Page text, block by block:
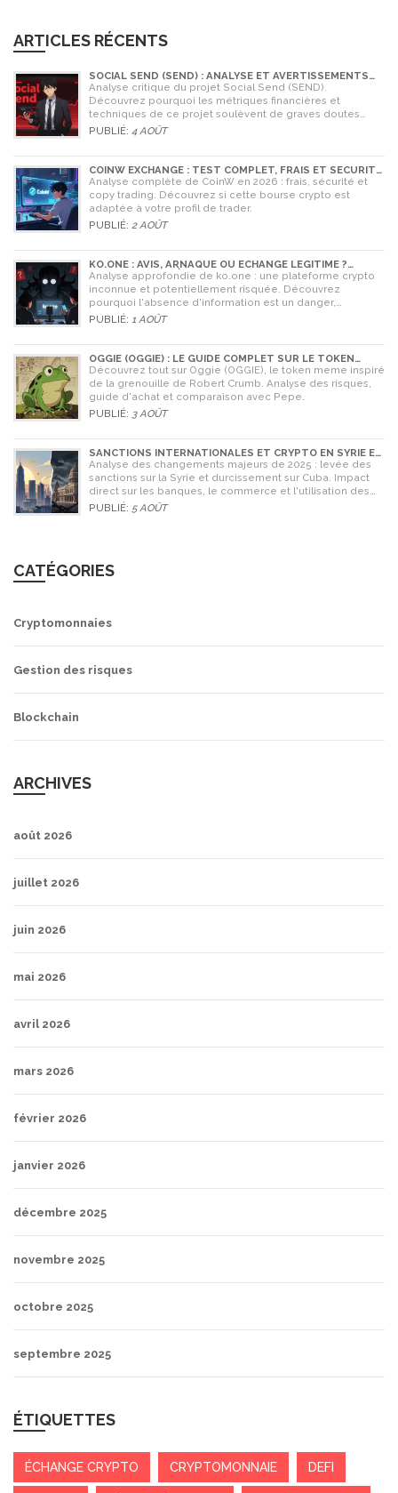
ARTICLES RÉCENTS
SOCIAL SEND (SEND) : ANALYSE ET AVERTISSEMENTS
CRITIQUES POUR 2026
Analyse critique du projet Social Send (SEND).
Découvrez pourquoi les métriques financières et
techniques de ce projet soulèvent de graves doutes
quant à sa légitimité en 2026.
PUBLIÉ: 4 AOÛT
COINW EXCHANGE : TEST COMPLET, FRAIS ET SÉCURITÉ
EN 2026
Analyse complète de CoinW en 2026 : frais, sécurité et
copy trading. Découvrez si cette bourse crypto est
adaptée à votre profil de trader.
PUBLIÉ: 2 AOÛT
KO.ONE : AVIS, ARNAQUE OU ÉCHANGE LÉGITIME ?
ANALYSE COMPLÈTE
Analyse approfondie de ko.one : une plateforme crypto
inconnue et potentiellement risquée. Découvrez
pourquoi l'absence d'information est un danger,
comparez avec Coinone et apprenez à vérifier la sécurité
PUBLIÉ: 1 AOÛT
OGGIE (OGGIE) : LE GUIDE COMPLET SUR LE TOKEN
MEME DE LA GRENOUILLE
Découvrez tout sur Oggie (OGGIE), le token meme inspiré
de la grenouille de Robert Crumb. Analyse des risques,
guide d'achat et comparaison avec Pepe.
PUBLIÉ: 3 AOÛT
SANCTIONS INTERNATIONALES ET CRYPTO EN SYRIE ET
CUBA : L'IMPACT MAJEUR DE 2025
Analyse des changements majeurs de 2025 : levée des
sanctions sur la Syrie et durcissement sur Cuba. Impact
direct sur les banques, le commerce et l'utilisation des
cryptomonnaies comme Bitcoin.
PUBLIÉ: 5 AOÛT
CATÉGORIES
Cryptomonnaies
Gestion des risques
Blockchain
ARCHIVES
août 2026
juillet 2026
juin 2026
mai 2026
avril 2026
mars 2026
février 2026
janvier 2026
décembre 2025
novembre 2025
octobre 2025
septembre 2025
ÉTIQUETTES
ÉCHANGE CRYPTO CRYPTOMONNAIE DEFI